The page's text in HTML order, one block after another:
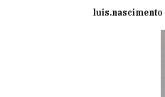
luis.nascimento